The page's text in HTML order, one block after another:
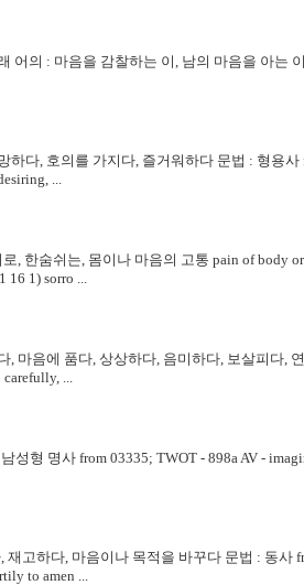
의 : 마음을 감찰하는 이, 남의 마음을 아는
다, 호의를 가지다, 즐거워하다 문법 : 형용사
...
한숨쉬는, 몸이나 마음의 고통 pain of body
16 1) sorro ...
마음에 품다, 상상하다, 음미하다, 보살피다,
carefully, ...
형 명사 from 03335; TWOT - 898a AV -
고하다, 마음이나 목적을 바꾸다 문법 : 동사
to amen ...